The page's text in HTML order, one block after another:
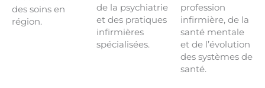
des soins en
région.
de la psychiatrie
et des pratiques
infirmières
spécialisées.
profession
infirmière, de la
santé mentale
et de l’évolution
des systèmes de
santé.